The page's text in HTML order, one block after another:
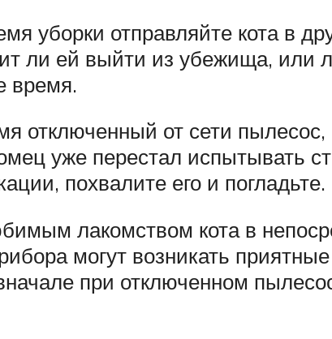
уборки отправляйте кота в
ли ей выйти из убежища, или
время.
отключенный от сети
уже перестал испытывать
похвалите его и погладьте.
лакомством кота в
могут возникать
при отключенном